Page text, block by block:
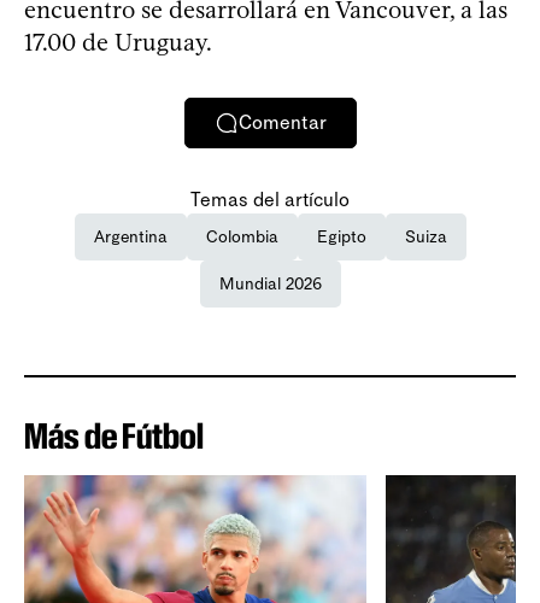
encuentro se desarrollará en Vancouver, a las
17.00 de Uruguay.
Comentar
Temas del artículo
Argentina Colombia Egipto Suiza
Mundial 2026
Más de Fútbol